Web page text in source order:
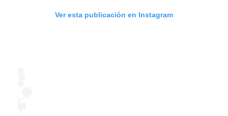
Ver esta publicación en Instagram